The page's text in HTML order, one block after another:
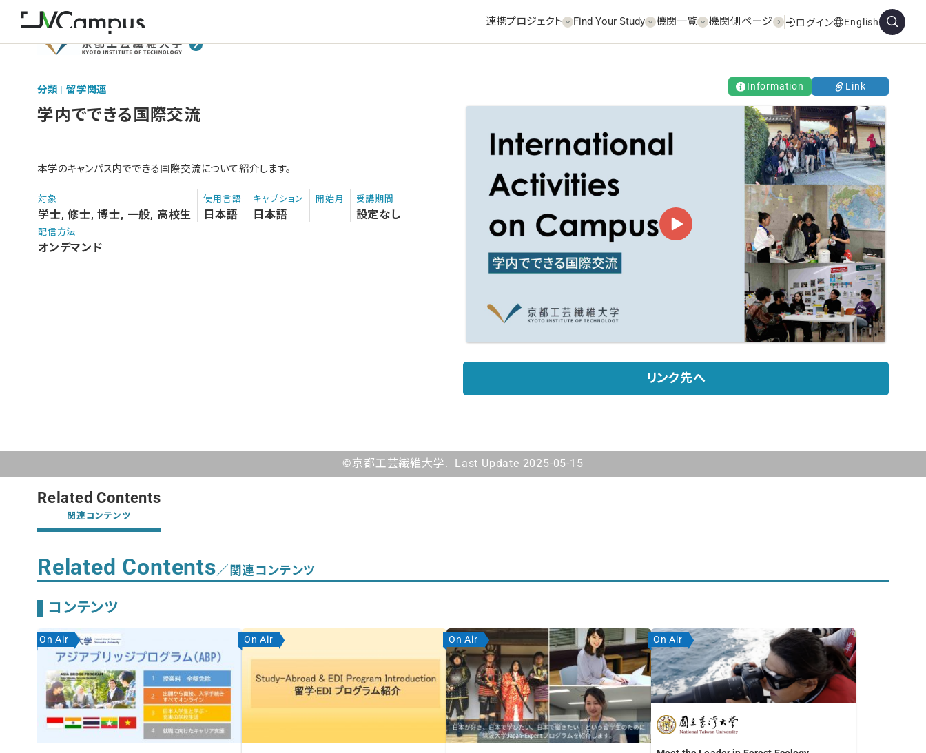
連携プロジェクト Find Your Study 機関一覧 機関側ページ ログイン English
分類 | 留学関連 Information Link
学内でできる国際交流
本学のキャンパス内でできる国際交流について紹介します。
対象
学士, 修士, 博士, 一般, 高校生
使用言語
日本語
キャプション
日本語
開始月 受講期間
設定なし
配信方法
オンデマンド
リンク先へ
©京都工芸繊維大学. Last Update 2025-05-15
Related Contents
関連コンテンツ
Related Contents／関連コンテンツ
コンテンツ
On Air On Air On Air On Air